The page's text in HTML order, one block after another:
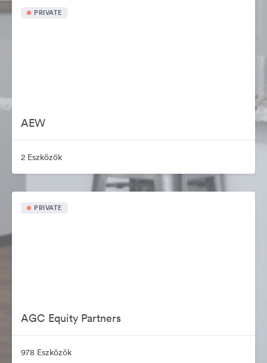
PRIVATE
AEW
2 Eszközök
PRIVATE
AGC Equity Partners
978 Eszközök